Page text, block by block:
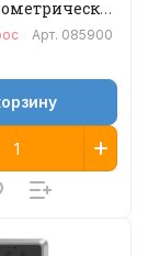
Арт. 085900